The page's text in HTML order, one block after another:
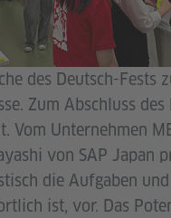
des Deutsch-Fests
Zum Abschluss
Unternehmen
von SAP Japan
die Aufgaben und
ist, vor. Das